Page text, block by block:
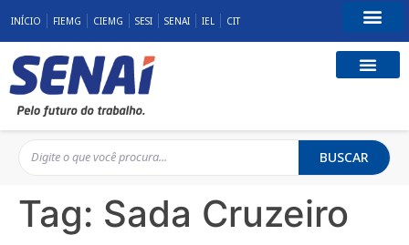
INÍCIO FIEMG CIEMG SESI SENAI IEL CIT
BUSCAR
Tag: Sada Cruzeiro